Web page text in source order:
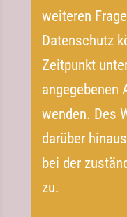
weiteren
Datenschutz
Zeitpunkt
angegebenen
wenden. Des
darüber
bei der
zu.